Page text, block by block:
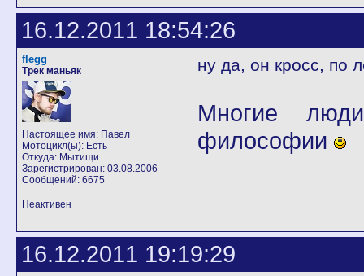
16.12.2011 18:54:26
flegg
Трек маньяк
Настоящее имя: Павел
Мотоцикл(ы): Есть
Откуда: Мытищи
Зарегистрирован: 03.08.2006
Сообщений: 6675
ну да, он кросс, по
Многие
философии
Неактивен
16.12.2011 19:19:29